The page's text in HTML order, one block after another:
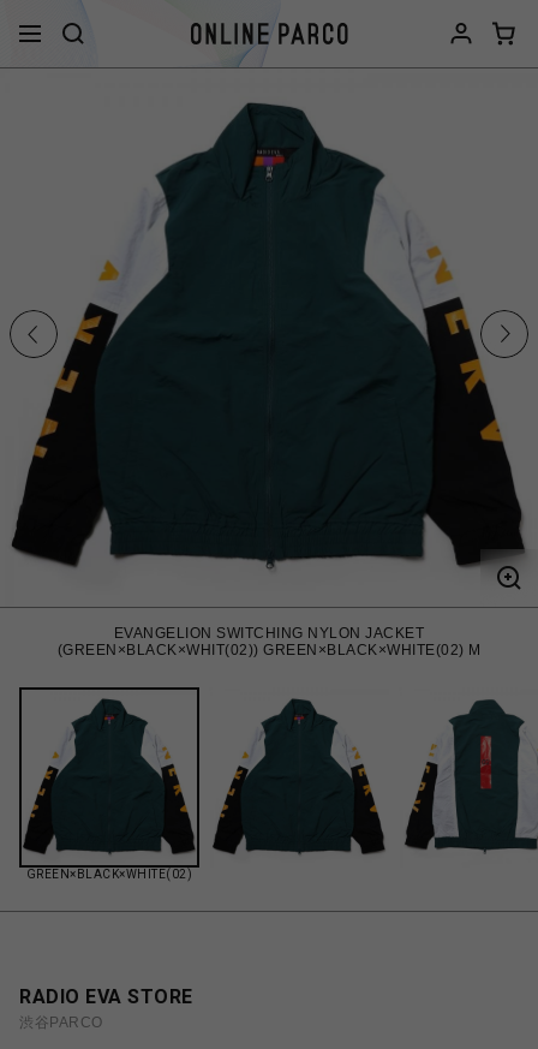
EVANGELION SWITCHING NYLON JACKET
(GREEN×BLACK×WHIT(02)) GREEN×BLACK×WHITE(02) M
GREEN×BLACK×WHITE(02)
RADIO EVA STORE
渋谷PARCO